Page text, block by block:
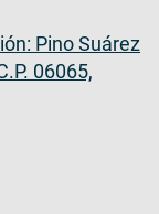
Pino Suárez
06065,